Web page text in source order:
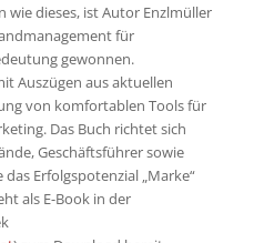
dieses, ist Autor Enzlmüller
für
gewonnen.
Auszügen aus aktuellen
von komfortablen Tools für
Das Buch richtet sich
Geschäftsführer sowie
Erfolgspotenzial „Marke“
als E-Book in der